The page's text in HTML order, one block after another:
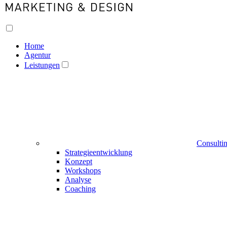
Home
Agentur
Leistungen
Strategieentwicklung
Konzept
Workshops
Analyse
Coaching